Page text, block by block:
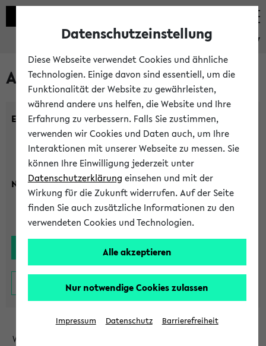
eKVV
Alle Lehrenden
Einrichtung:
Nachname:
Wählen Sie die Einrichtung aus und/oder geben Sie einen
Datenschutzeinstellung
Diese Webseite verwendet Cookies und ähnliche
Technologien. Einige davon sind essentiell, um die
Funktionalität der Website zu gewährleisten,
während andere uns helfen, die Website und Ihre
Erfahrung zu verbessern. Falls Sie zustimmen,
verwenden wir Cookies und Daten auch, um Ihre
Interaktionen mit unserer Webseite zu messen. Sie
können Ihre Einwilligung jederzeit unter
Datenschutzerklärung einsehen und mit der
Wirkung für die Zukunft widerrufen. Auf der Seite
finden Sie auch zusätzliche Informationen zu den
verwendeten Cookies und Technologien.
Alle akzeptieren
Nur notwendige Cookies zulassen
Impressum Datenschutz Barrierefreiheit